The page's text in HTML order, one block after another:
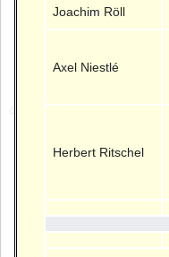
Joachim Röll
Axel Niestlé
Herbert Ritschel